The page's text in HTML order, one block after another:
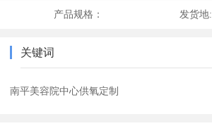
产品规格： 发货地:
关键词
南平美容院中心供氧定制